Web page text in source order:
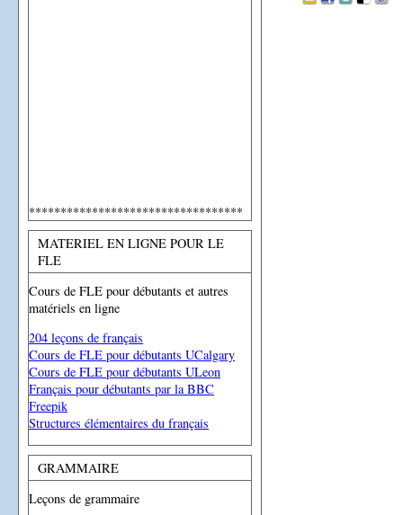
**********************************
MATERIEL EN LIGNE POUR LE
FLE
Cours de FLE pour débutants et autres
matériels en ligne
204 leçons de français
Cours de FLE pour débutants UCalgary
Cours de FLE pour débutants ULeon
Français pour débutants par la BBC
Freepik
Structures élémentaires du français
GRAMMAIRE
Leçons de grammaire